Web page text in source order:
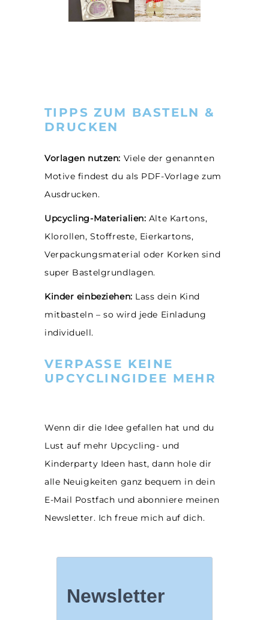
TIPPS ZUM BASTELN &
DRUCKEN
Vorlagen nutzen: Viele der genannten
Motive findest du als PDF-Vorlage zum
Ausdrucken.
Upcycling-Materialien: Alte Kartons,
Klorollen, Stoffreste, Eierkartons,
Verpackungsmaterial oder Korken sind
super Bastelgrundlagen.
Kinder einbeziehen: Lass dein Kind
mitbasteln – so wird jede Einladung
individuell.
VERPASSE KEINE
UPCYCLINGIDEE MEHR
Wenn dir die Idee gefallen hat und du
Lust auf mehr Upcycling- und
Kinderparty Ideen hast, dann hole dir
alle Neuigkeiten ganz bequem in dein
E-Mail Postfach und abonniere meinen
Newsletter. Ich freue mich auf dich.